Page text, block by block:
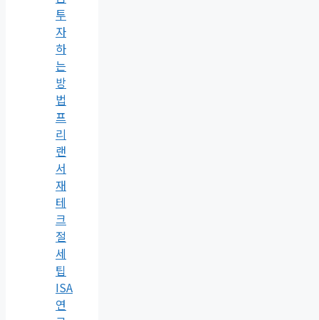
투
자
하
는
방
법
프
리
랜
서
재
테
크
절
세
팁
ISA
연